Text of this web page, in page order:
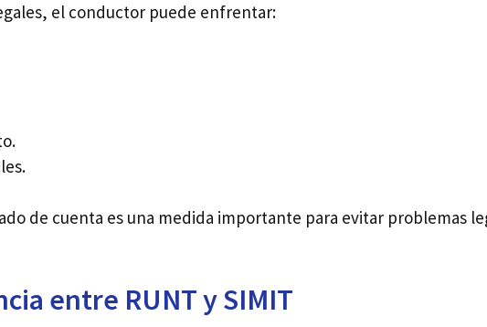
el conductor puede enfrentar:
de cuenta es una medida importante para evitar problemas
entre RUNT y SIMIT